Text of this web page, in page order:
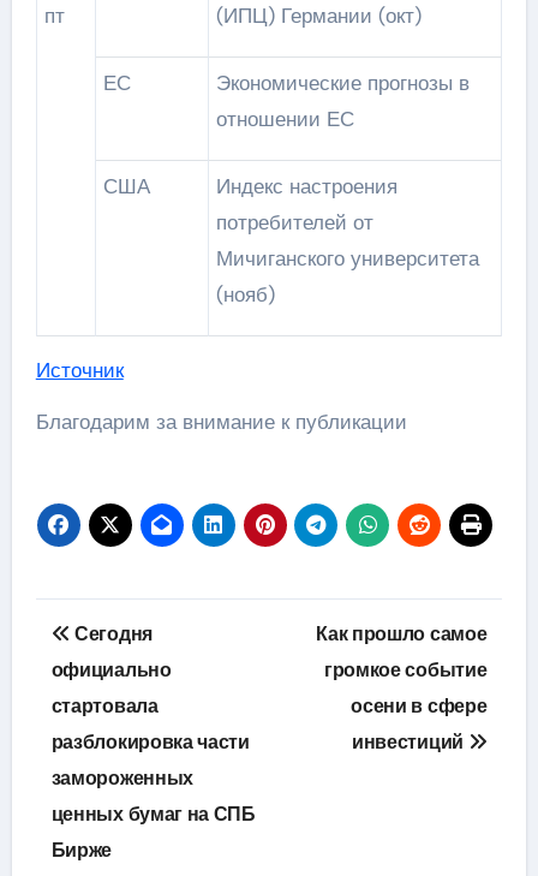
пт (ИПЦ) Германии (окт)
ЕС
Экономические прогнозы в
отношении ЕС
США
Индекс настроения
потребителей от
Мичиганского университета
(нояб)
Источник
Благодарим за внимание к публикации
Навигация
по
записям
Сегодня
официально
стартовала
разблокировка части
замороженных
ценных бумаг на СПБ
Бирже
Как прошло самое
громкое событие
осени в сфере
инвестиций